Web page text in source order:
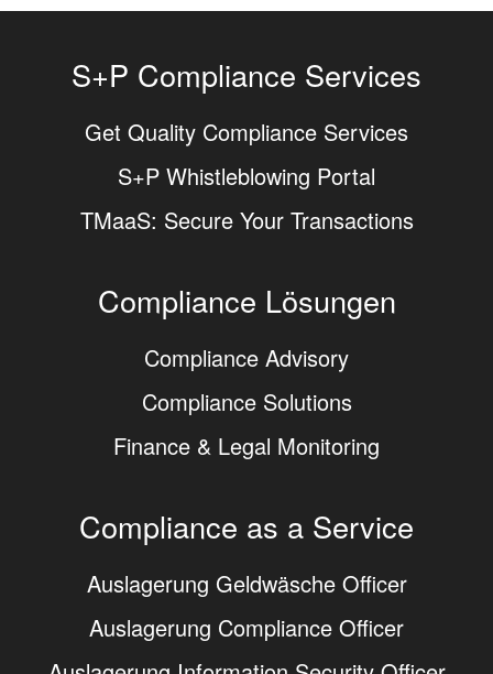
S+P Compliance Services
Get Quality Compliance Services
S+P Whistleblowing Portal
TMaaS: Secure Your Transactions
Compliance Lösungen
Compliance Advisory
Compliance Solutions
Finance & Legal Monitoring
Compliance as a Service
Auslagerung Geldwäsche Officer
Auslagerung Compliance Officer